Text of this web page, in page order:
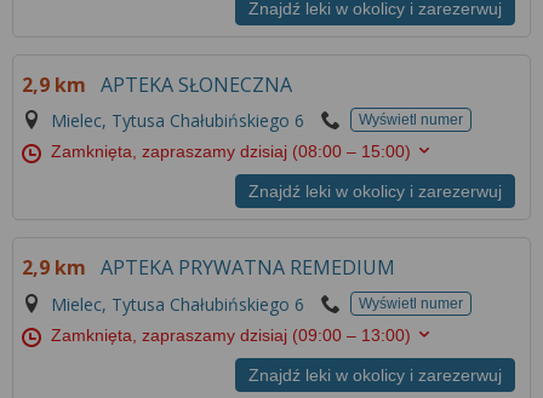
Znajdź leki w okolicy i zarezerwuj
2,9 km APTEKA SŁONECZNA
Mielec, Tytusa Chałubińskiego 6 Wyświetl numer
Zamknięta, zapraszamy dzisiaj (08:00 – 15:00)
Znajdź leki w okolicy i zarezerwuj
2,9 km APTEKA PRYWATNA REMEDIUM
Mielec, Tytusa Chałubińskiego 6 Wyświetl numer
Zamknięta, zapraszamy dzisiaj (09:00 – 13:00)
Znajdź leki w okolicy i zarezerwuj